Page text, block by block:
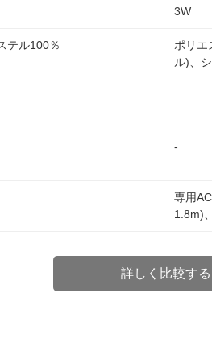
テル100％
3W
ポリエ
ル)、
-
専用
1.8m)
詳しく比較する